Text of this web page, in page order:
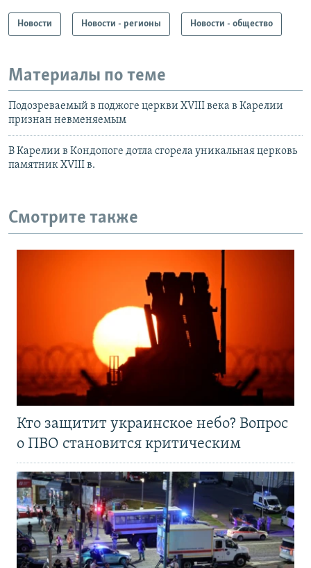
Новости Новости - регионы Новости - общество
Материалы по теме
Подозреваемый в поджоге церкви XVIII века в Карелии
признан невменяемым
В Карелии в Кондопоге дотла сгорела уникальная церковь
памятник XVIII в.
Смотрите также
Кто защитит украинское небо? Вопрос
о ПВО становится критическим